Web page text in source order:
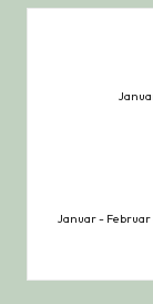
Januar- Februar